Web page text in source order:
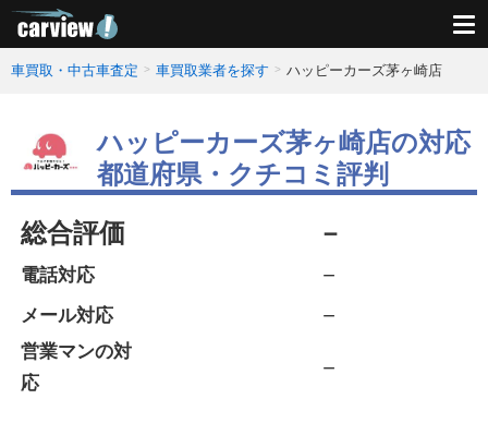
車買取・中古車査定 車買取業者を探す ハッピーカーズ茅ヶ崎店
ハッピーカーズ茅ヶ崎店の対応
都道府県・クチコミ評判
総合評価 －
電話対応 －
メール対応 －
営業マンの対
応
－